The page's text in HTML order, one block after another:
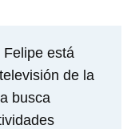
Felipe está
de la
busca